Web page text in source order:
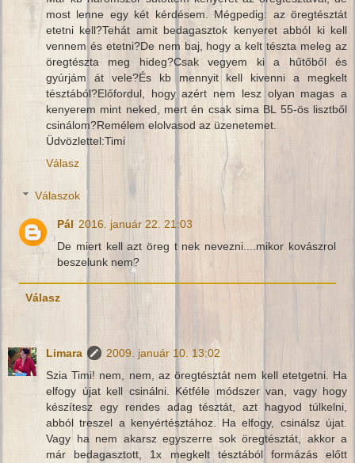
most lenne egy két kérdésem. Mégpedig: az öregtésztát
etetni kell?Tehát amit bedagasztok kenyeret abból ki kell
vennem és etetni?De nem baj, hogy a kelt tészta meleg az
öregtészta meg hideg?Csak vegyem ki a hűtőből és
gyúrjám át vele?És kb mennyit kell kivenni a megkelt
tésztából?Előfordul, hogy azért nem lesz olyan magas a
kenyerem mint neked, mert én csak sima BL 55-ös lisztből
csinálom?Remélem elolvasod az üzenetemet.
Üdvözlettel:Timi
Válasz
Válaszok
Pál 2016. január 22. 21:03
De miert kell azt öreg t nek nevezni....mikor kovászrol
beszelunk nem?
Válasz
Limara
2009. január 10. 13:02
Szia Timi! nem, nem, az öregtésztát nem kell etetgetni. Ha
elfogy újat kell csinálni. Kétféle módszer van, vagy hogy
készítesz egy rendes adag tésztát, azt hagyod túlkelni,
abból treszel a kenyértésztához. Ha elfogy, csinálsz újat.
Vagy ha nem akarsz egyszerre sok öregtésztát, akkor a
már bedagasztott, 1x megkelt tésztából formázás előtt